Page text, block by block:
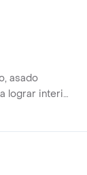
asado
lograr interior